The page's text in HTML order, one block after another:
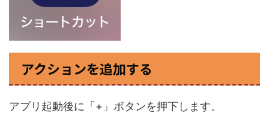
アクションを追加する
アプリ起動後に「+」ボタンを押下します。